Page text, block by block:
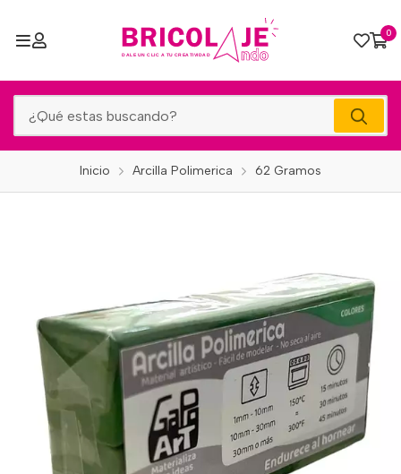
0
Inicio Arcilla Polimerica 62 Gramos